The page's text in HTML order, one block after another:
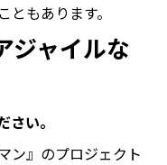
もあります。
ジャイルな
い。
ン』のプロジェクト